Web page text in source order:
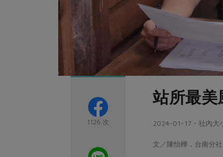
1126 次
站所最
2024-01-17・社內大
文／陳怡樺．台南分